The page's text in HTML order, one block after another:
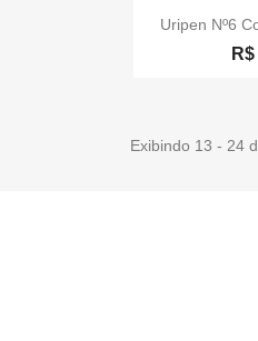

Uripen Nº6
Exibindo 13 - 24